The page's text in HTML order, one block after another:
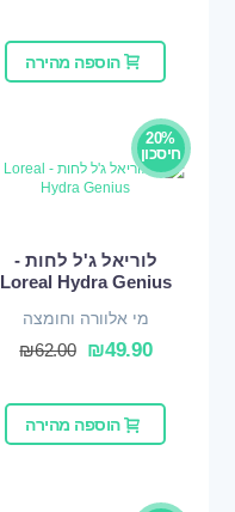
הוספה מהירה
20%
חיסכון
לוריאל ג'ל לחות -
Loreal Hydra Genius
מי אלוורה וחומצה
היאלורונית
₪49.90
₪62.00
הוספה מהירה